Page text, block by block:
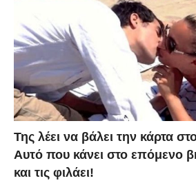
Της λέει να βάλει την κάρτα
Αυτό που κάνει στο επόμενο
και τις φιλάει!